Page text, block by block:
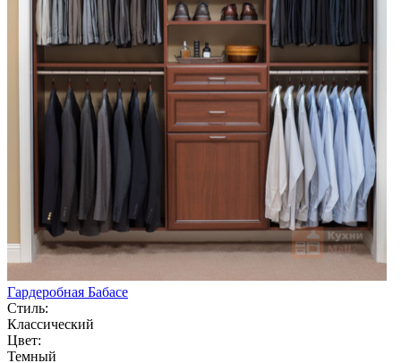
Гардеробная Бабасе
Стиль:
Классический
Цвет:
Темный